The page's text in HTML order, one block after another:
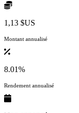
1,13 $US
Montant annualisé
8.01%
Rendement annualisé